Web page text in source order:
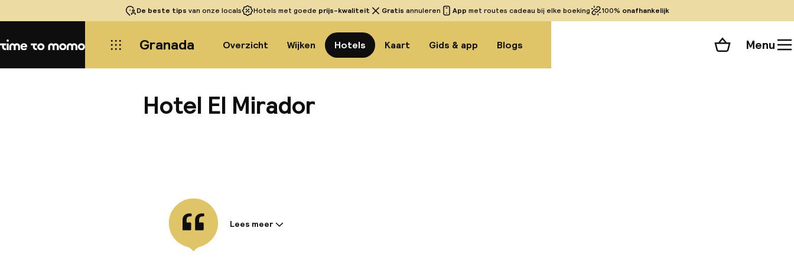
De beste tips van onze locals Hotels met goede prijs-kwaliteit Gratis annuleren App met routes cadeau bij elke boeking 100% onafhankelijk
Home Granada Overzicht Wijken Hotels Kaart Gids & app Blogs Winkelmand
Menu
Hotel El Mirador
Informatie gedeeld door de accommodatie:
Lees meer